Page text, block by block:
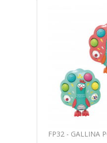
FP32 - GALLINA